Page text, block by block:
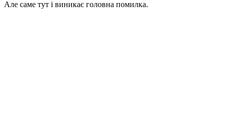
Але саме тут і виникає головна помилка.